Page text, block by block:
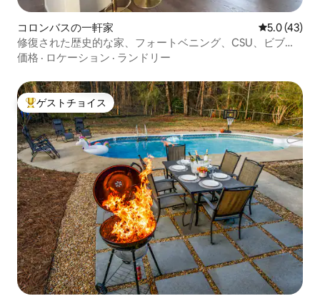
コロンバスの一軒家 レビュー43
5.0 (43)
修復された歴史的な家、フォートベニング、CSU、ビブミ
ル
価格 · ロケーション · ランドリー
大好評のゲストチョイスです。
ゲストチョイス